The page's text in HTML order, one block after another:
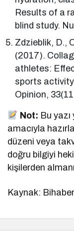
Results of a
blind study.
Zdzieblik, D.,
(2017).
athletes:
sports
Opinion,
Not: Bu
amacıyla
düzeni veya
doğru bilgiyi
kişilerden
Kaynak: